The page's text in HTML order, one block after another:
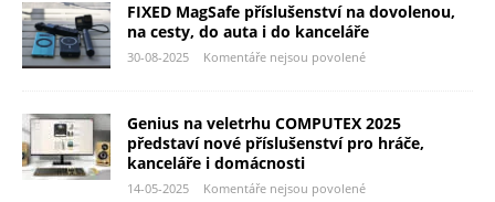
FIXED MagSafe příslušenství na dovolenou,
na cesty, do auta i do kanceláře
30-08-2025 Komentáře nejsou povolené
Genius na veletrhu COMPUTEX 2025
představí nové příslušenství pro hráče,
kanceláře i domácnosti
14-05-2025 Komentáře nejsou povolené